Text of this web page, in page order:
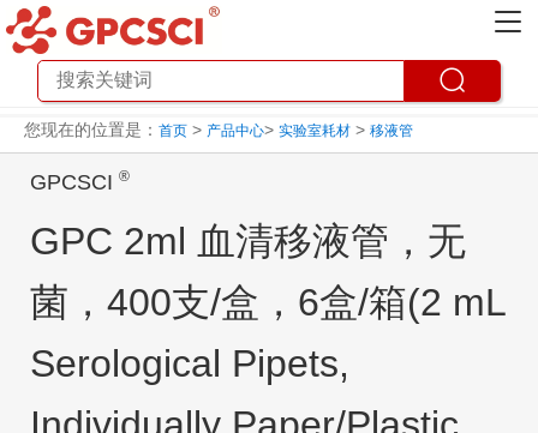
您现在的位置是： 首页 > 产品中心> 实验室耗材 > 移液管
GPCSCI ®
GPC 2ml 血清移液管，无
菌，400支/盒，6盒/箱(2 mL
Serological Pipets,